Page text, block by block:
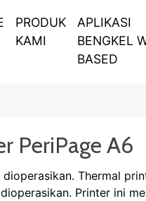
PRODUK
KAMI
APLIKASI
BENGKEL
BASED
PeriPage A6
Thermal
Printer ini